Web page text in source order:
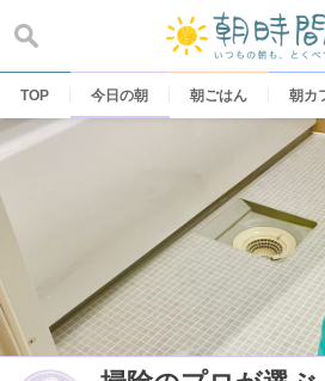
content
TOP 今日の朝 朝ごはん 朝カ